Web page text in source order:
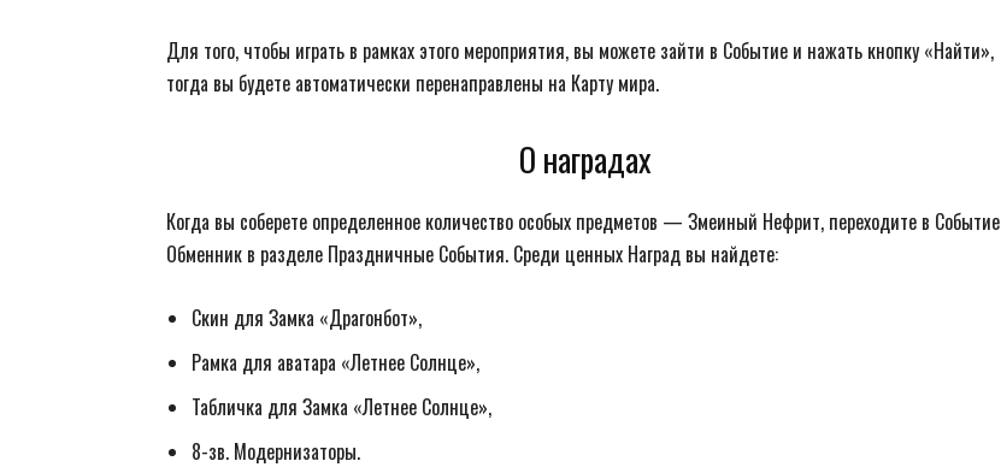
Для того, чтобы играть в рамках этого мероприятия, вы можете зайти в Событие и нажать кнопку «Найти»,
тогда вы будете автоматически перенаправлены на Карту мира.
О наградах
Когда вы соберете определенное количество особых предметов — Змеиный Нефрит, переходите в Событие
Обменник в разделе Праздничные События. Среди ценных Наград вы найдете:
Скин для Замка «Драгонбот»,
Рамка для аватара «Летнее Солнце»,
Табличка для Замка «Летнее Солнце»,
8-зв. Модернизаторы.